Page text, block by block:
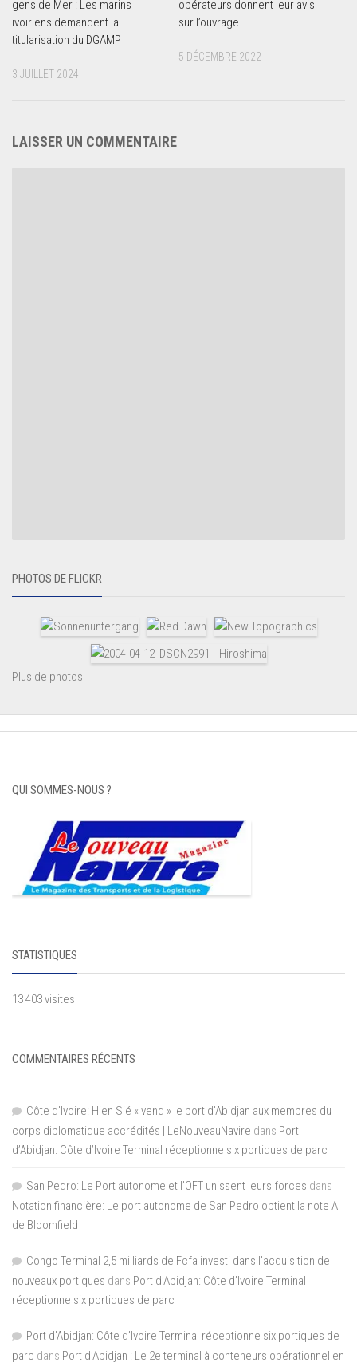
gens de Mer : Les marins
ivoiriens demandent la
titularisation du DGAMP
3 JUILLET 2024
opérateurs donnent leur avis
sur l’ouvrage
5 DÉCEMBRE 2022
LAISSER UN COMMENTAIRE
PHOTOS DE FLICKR
Plus de photos
QUI SOMMES-NOUS ?
STATISTIQUES
13 403 visites
COMMENTAIRES RÉCENTS
Côte d'Ivoire: Hien Sié « vend » le port d'Abidjan aux membres du
corps diplomatique accrédités | LeNouveauNavire dans Port
d’Abidjan: Côte d’Ivoire Terminal réceptionne six portiques de parc
San Pedro: Le Port autonome et l’OFT unissent leurs forces dans
Notation financière: Le port autonome de San Pedro obtient la note A
de Bloomfield
Congo Terminal 2,5 milliards de Fcfa investi dans l’acquisition de
nouveaux portiques dans Port d’Abidjan: Côte d’Ivoire Terminal
réceptionne six portiques de parc
Port d'Abidjan: Côte d’Ivoire Terminal réceptionne six portiques de
parc dans Port d’Abidjan : Le 2e terminal à conteneurs opérationnel en